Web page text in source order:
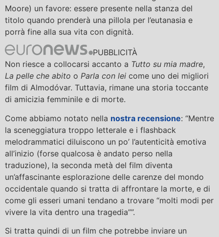
Moore) un favore: essere presente nella stanza del
titolo quando prenderà una pillola per l’eutanasia e
porrà fine alla sua vita con dignità.
PUBBLICITÀ
Non riesce a collocarsi accanto a Tutto su mia madre,
La pelle che abito o Parla con lei come uno dei migliori
film di Almodóvar. Tuttavia, rimane una storia toccante
di amicizia femminile e di morte.
Come abbiamo notato nella nostra recensione: “Mentre
la sceneggiatura troppo letterale e i flashback
melodrammatici diluiscono un po’ l’autenticità emotiva
all’inizio (forse qualcosa è andato perso nella
traduzione), la seconda metà del film diventa
un’affascinante esplorazione delle carenze del mondo
occidentale quando si tratta di affrontare la morte, e di
come gli esseri umani tendano a trovare “molti modi per
vivere la vita dentro una tragedia””.
Si tratta quindi di un film che potrebbe inviare un